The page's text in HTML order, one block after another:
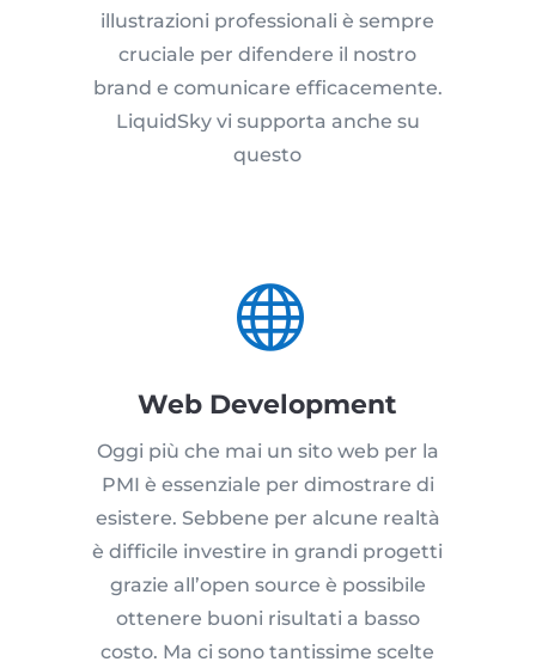
illustrazioni professionali è sempre
cruciale per difendere il nostro
brand e comunicare efficacemente.
LiquidSky vi supporta anche su
questo

Web Development
Oggi più che mai un sito web per la
PMI è essenziale per dimostrare di
esistere. Sebbene per alcune realtà
è difficile investire in grandi progetti
grazie all’open source è possibile
ottenere buoni risultati a basso
costo. Ma ci sono tantissime scelte